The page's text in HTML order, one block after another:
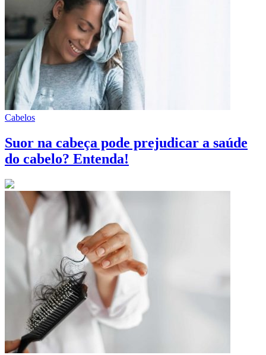
Cabelos
Suor na cabeça pode prejudicar a saúde
do cabelo? Entenda!